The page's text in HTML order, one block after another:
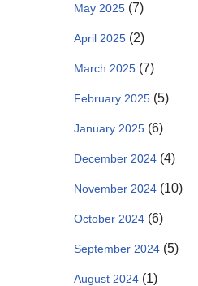
May 2025 (7)
April 2025 (2)
March 2025 (7)
February 2025 (5)
January 2025 (6)
December 2024 (4)
November 2024 (10)
October 2024 (6)
September 2024 (5)
August 2024 (1)